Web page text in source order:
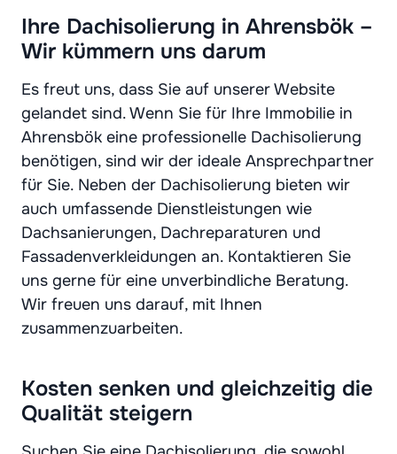
Ihre Dachisolierung in Ahrensbök –
Wir kümmern uns darum
Es freut uns, dass Sie auf unserer Website
gelandet sind. Wenn Sie für Ihre Immobilie in
Ahrensbök eine professionelle Dachisolierung
benötigen, sind wir der ideale Ansprechpartner
für Sie. Neben der Dachisolierung bieten wir
auch umfassende Dienstleistungen wie
Dachsanierungen, Dachreparaturen und
Fassadenverkleidungen an. Kontaktieren Sie
uns gerne für eine unverbindliche Beratung.
Wir freuen uns darauf, mit Ihnen
zusammenzuarbeiten.
Kosten senken und gleichzeitig die
Qualität steigern